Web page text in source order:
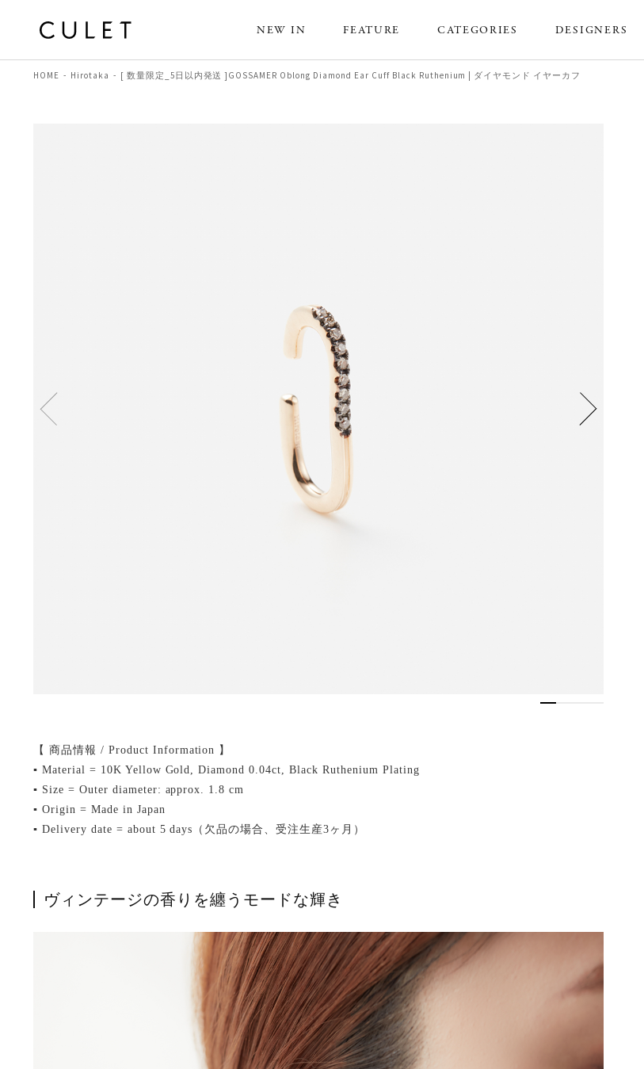
NEW IN FEATURE CATEGORIES DESIGNERS
HOME Hirotaka [ 数量限定_5日以内発送 ]GOSSAMER Oblong Diamond Ear Cuff Black Ruthenium | ダイヤモンド イヤーカフ
【 商品情報 / Product Information 】
▪ Material = 10K Yellow Gold, Diamond 0.04ct, Black Ruthenium Plating
▪ Size = Outer diameter: approx. 1.8 cm
▪ Origin = Made in Japan
▪ Delivery date = about 5 days（欠品の場合、受注生産3ヶ月）
ヴィンテージの香りを纏うモードな輝き